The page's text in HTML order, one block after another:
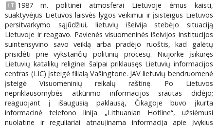
LT
1987 m. politinei atmosferai Lietuvoje ėmus kaisti,
suaktyvėjus Lietuvos laisvės lygos veikimui ir įsisteigus Lietuvos
persitvarkymo sąjūdžiui, lietuvių išeivija stebėjo situaciją
Lietuvoje ir reagavo. Pavienės visuomeninės išeivijos institucijos
suintensyvino savo veiklą arba pradėjo ruoštis, kad galėtų
prisidėti prie vykstančių politinių procesų. Niujorke įsikūręs
Lietuvių katalikų religinei šalpai priklausęs Lietuvių informacijos
centras (LIC) įsteigė filialą Vašingtone. JAV lietuvių bendruomenė
įsteigė Visuomeninių reikalų raštinę. Po Lietuvos
nepriklausomybės atkūrimo informacijos srautas didėjo;
reaguojant į išaugusią paklausą, Čikagoje buvo įkurta
informacinė telefono linija „Lithuanian Hotline“, užsiėmusi
nuolatine ir reguliariai atnaujinama informacija apie įvykius